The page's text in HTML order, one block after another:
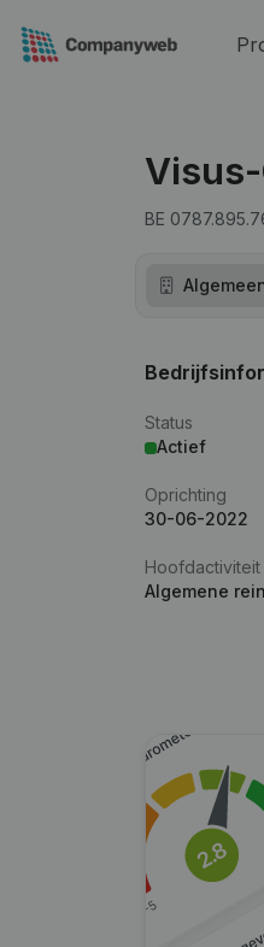
BE
Status
Actief
Oprichting
30-06-2022
Hoofdactiviteit
Algemene